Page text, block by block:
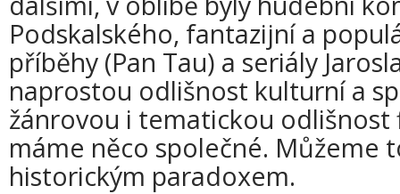
Podskalského, fantazijní a
příběhy (Pan Tau) a seriály
naprostou odlišnost kulturní a
žánrovou i tematickou odlišnost
máme něco společné. Můžeme
historickým paradoxem.